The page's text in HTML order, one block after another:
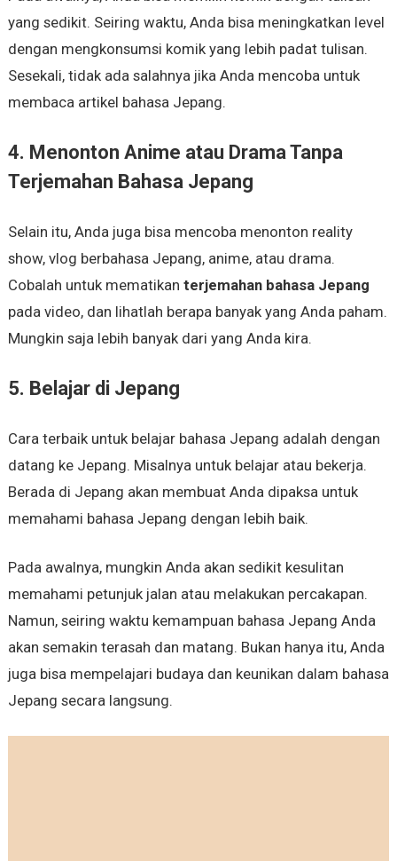
yang sedikit. Seiring waktu, Anda bisa meningkatkan level
dengan mengkonsumsi komik yang lebih padat tulisan.
Sesekali, tidak ada salahnya jika Anda mencoba untuk
membaca artikel bahasa Jepang.
4. Menonton Anime atau Drama Tanpa
Terjemahan Bahasa Jepang
Selain itu, Anda juga bisa mencoba menonton reality
show, vlog berbahasa Jepang, anime, atau drama.
Cobalah untuk mematikan terjemahan bahasa Jepang
pada video, dan lihatlah berapa banyak yang Anda paham.
Mungkin saja lebih banyak dari yang Anda kira.
5. Belajar di Jepang
Cara terbaik untuk belajar bahasa Jepang adalah dengan
datang ke Jepang. Misalnya untuk belajar atau bekerja.
Berada di Jepang akan membuat Anda dipaksa untuk
memahami bahasa Jepang dengan lebih baik.
Pada awalnya, mungkin Anda akan sedikit kesulitan
memahami petunjuk jalan atau melakukan percakapan.
Namun, seiring waktu kemampuan bahasa Jepang Anda
akan semakin terasah dan matang. Bukan hanya itu, Anda
juga bisa mempelajari budaya dan keunikan dalam bahasa
Jepang secara langsung.